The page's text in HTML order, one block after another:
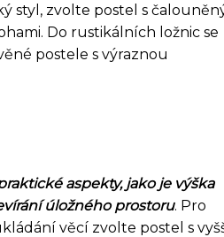
styl, zvolte postel s
Do rustikálních ložnic se
postele s výraznou
aspekty, jako je výška
úložného prostoru. Pro
věcí zvolte postel s